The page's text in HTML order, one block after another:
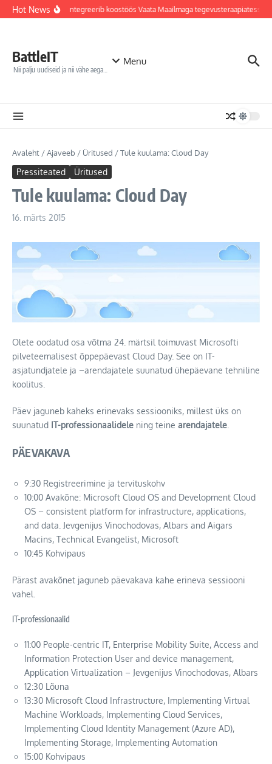
Sisu juurde
Hot News
Jõhvi haigla integreerib koostöös Vaata Maailmaga tegevusteraapiatesse
BattleIT
Nii palju uudiseid ja nii vähe aega…
Menu
Avaleht /Ajaveeb / Üritused /Tule kuulama: Cloud Day
Pressiteated Üritused
Tule kuulama: Cloud Day
16. märts 2015
Olete oodatud osa võtma 24. märtsil toimuvast Microsofti
pilveteemalisest õppepäevast Cloud Day. See on IT-
asjatundjatele ja –arendajatele suunatud ühepäevane tehniline
koolitus.
Päev jaguneb kaheks erinevaks sessiooniks, millest üks on
suunatud IT-professionaalidele ning teine arendajatele
PÄEVAKAVA
9:30 Registreerimine ja tervituskohv
10:00 Avakõne: Microsoft Cloud OS and Development Cloud
OS – consistent platform for infrastructure, applications,
and data. Jevgenijus Vinochodovas, Albars and Aigars
Macins, Technical Evangelist, Microsoft
10:45 Kohvipaus
Pärast avakõnet jaguneb päevakava kahe erineva sessiooni
vahel.
IT-professionaalid
11:00 People-centric IT, Enterprise Mobility Suite, Access and
Information Protection User and device management,
Application Virtualization – Jevgenijus Vinochodovas, Albars
12:30 Lõuna
13:30 Microsoft Cloud Infrastructure, Implementing Virtual
Machine Workloads, Implementing Cloud Services,
Implementing Cloud Identity Management (Azure AD),
Implementing Storage, Implementing Automation
15:00 Kohvipaus